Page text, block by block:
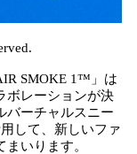
SMOKE 1™」は
ボレーションが決
バーチャルスニー
して、新しいファ
いります。